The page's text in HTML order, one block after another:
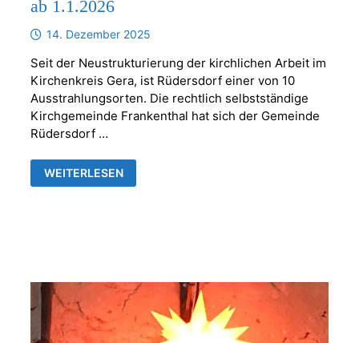
ab 1.1.2026
14. Dezember 2025
Seit der Neustrukturierung der kirchlichen Arbeit im
Kirchenkreis Gera, ist Rüdersdorf einer von 10
Ausstrahlungsorten. Die rechtlich selbstständige
Kirchgemeinde Frankenthal hat sich der Gemeinde
Rüdersdorf …
VERBINDLICHE
ZUSAMMENARBEIT
ZWISCHEN
KRAFTSDORF
AB
1.1.2026
WEITERLESEN